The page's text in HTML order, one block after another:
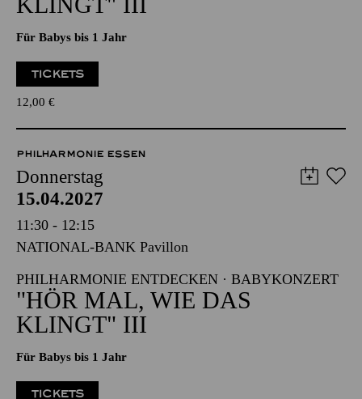
PHILHARMONIE ENTDECKEN · BABYKONZERT
"HÖR MAL, WIE DAS
Für Babys bis 1 Jahr
12,00€
PHILHARMONIE ESSEN
Donnerstag
15.04.2027
11:30 - 12:15
NATIONAL-BANK Pavillon
PHILHARMONIE ENTDECKEN · BABYKONZERT
"HÖR MAL, WIE DAS